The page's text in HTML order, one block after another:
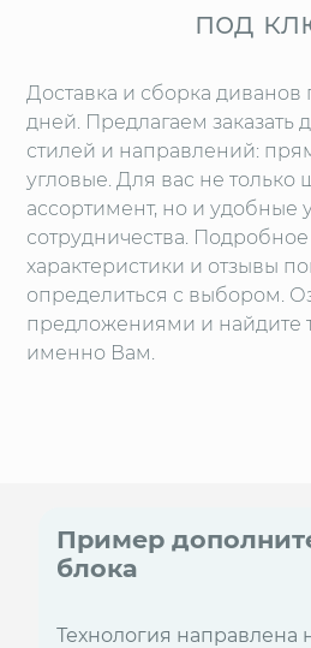
под
Доставка и сборка диванов
дней. Предлагаем заказать
стилей и направлений:
угловые. Для вас не только
ассортимент, но и удобные
сотрудничества.
характеристики и отзывы
определиться с выбором.
предложениями и найдите
именно Вам.
Пример
блока
Технология направлена